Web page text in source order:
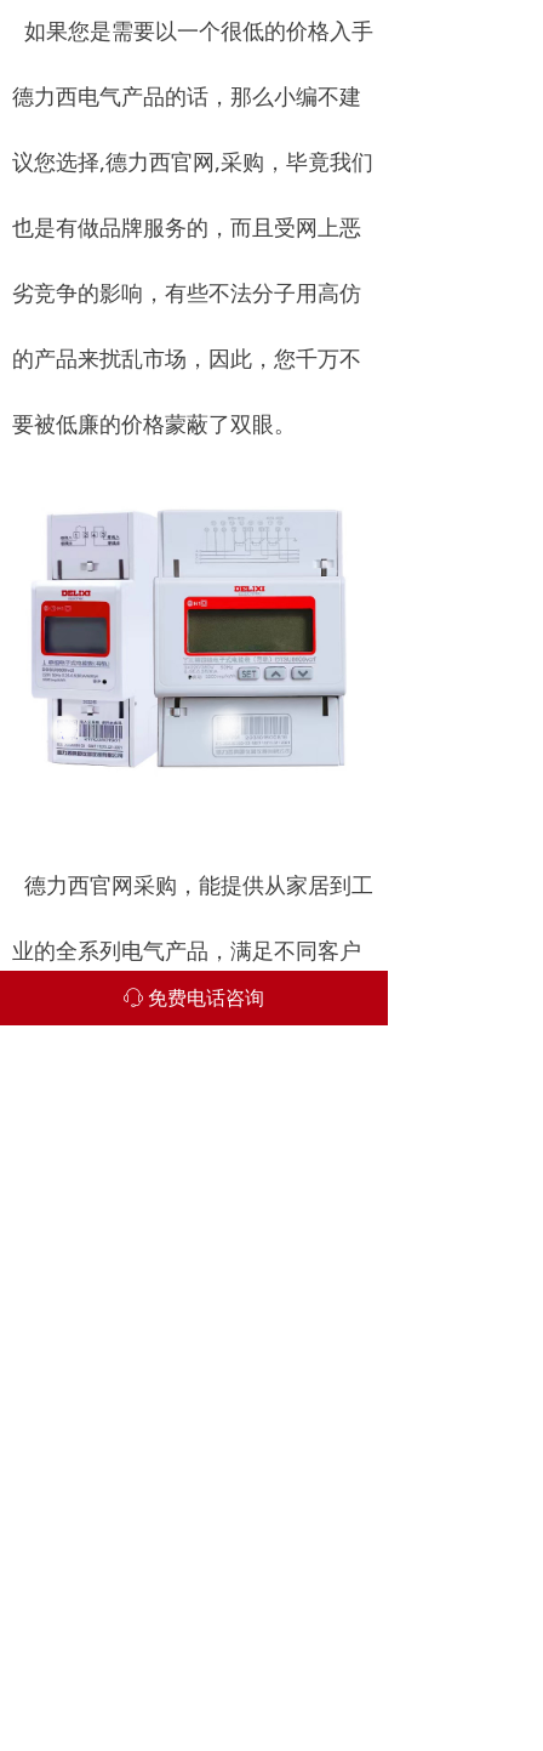
如果您是需要以一个很低的价格入手
德力西电气产品的话，那么小编不建
议您选择,德力西官网,采购，毕竟我们
也是有做品牌服务的，而且受网上恶
劣竞争的影响，有些不法分子用高仿
的产品来扰乱市场，因此，您千万不
要被低廉的价格蒙蔽了双眼。
德力西官网采购，能提供从家居到工
业的全系列电气产品，满足不同客户
的需求，且支持快速配送，确保客户
ꁱ 免费电话咨询